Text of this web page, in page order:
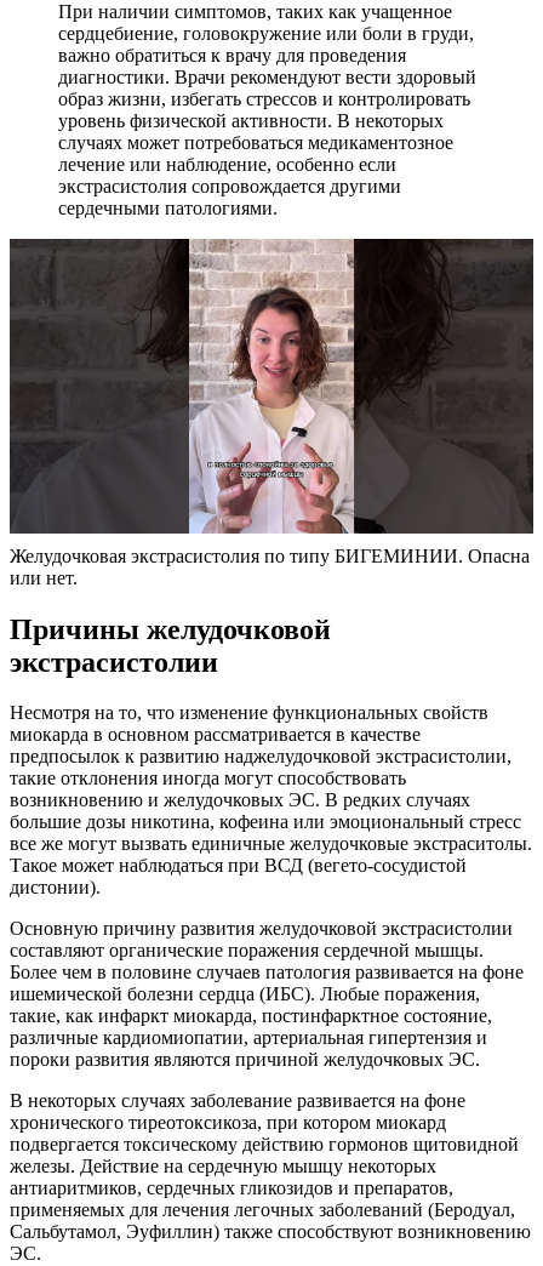
При наличии симптомов, таких как учащенное
сердцебиение, головокружение или боли в груди,
важно обратиться к врачу для проведения
диагностики. Врачи рекомендуют вести здоровый
образ жизни, избегать стрессов и контролировать
уровень физической активности. В некоторых
случаях может потребоваться медикаментозное
лечение или наблюдение, особенно если
экстрасистолия сопровождается другими
сердечными патологиями.
Желудочковая экстрасистолия по типу БИГЕМИНИИ. Опасна
или нет.
Причины желудочковой
экстрасистолии
Несмотря на то, что изменение функциональных свойств
миокарда в основном рассматривается в качестве
предпосылок к развитию наджелудочковой экстрасистолии,
такие отклонения иногда могут способствовать
возникновению и желудочковых ЭС. В редких случаях
большие дозы никотина, кофеина или эмоциональный стресс
все же могут вызвать единичные желудочковые экстраситолы.
Такое может наблюдаться при ВСД (вегето-сосудистой
дистонии).
Основную причину развития желудочковой экстрасистолии
составляют органические поражения сердечной мышцы.
Более чем в половине случаев патология развивается на фоне
ишемической болезни сердца (ИБС). Любые поражения,
такие, как инфаркт миокарда, постинфарктное состояние,
различные кардиомиопатии, артериальная гипертензия и
пороки развития являются причиной желудочковых ЭС.
В некоторых случаях заболевание развивается на фоне
хронического тиреотоксикоза, при котором миокард
подвергается токсическому действию гормонов щитовидной
железы. Действие на сердечную мышцу некоторых
антиаритмиков, сердечных гликозидов и препаратов,
применяемых для лечения легочных заболеваний (Беродуал,
Сальбутамол, Эуфиллин) также способствуют возникновению
ЭС.